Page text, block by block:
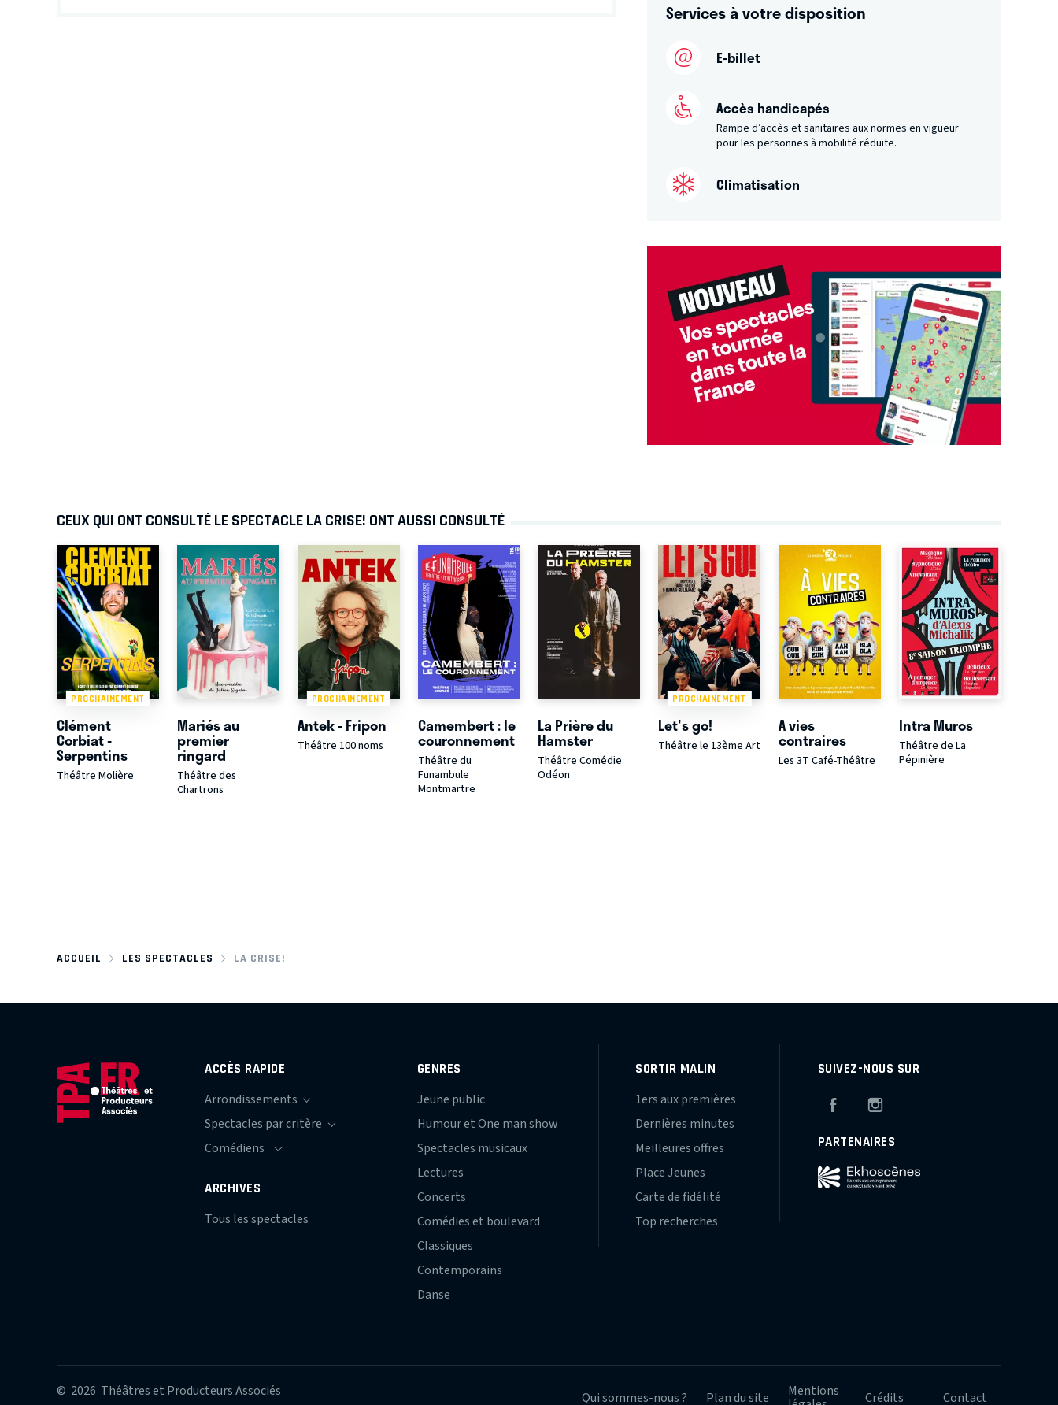
Services à votre disposition
E-billet
Accès handicapés
Rampe d’accès et sanitaires aux normes en vigueur
pour les personnes à mobilité réduite.
Climatisation
CEUX QUI ONT CONSULTÉ LE SPECTACLE LA CRISE! ONT AUSSI CONSULTÉ
PROCHAINEMENT
Clément
Corbiat -
Serpentins
Théâtre Molière
Mariés au
premier
ringard
Théâtre des
Chartrons
PROCHAINEMENT
Antek - Fripon
Théâtre 100 noms
Camembert : le
couronnement
Théâtre du
Funambule
Montmartre
La Prière du
Hamster
Théâtre Comédie
Odéon
PROCHAINEMENT
Let's go!
Théâtre le 13ème Art
A vies
contraires
Les 3T Café-Théâtre
Intra Muros
Théâtre de La
Pépinière
ACCUEIL LES SPECTACLES LA CRISE!
ACCÈS RAPIDE
ARCHIVES
Tous les spectacles
GENRES
Jeune public
Humour et One man show
Spectacles musicaux
Lectures
Concerts
Comédies et boulevard
Classiques
Contemporains
Danse
SORTIR MALIN
1ers aux premières
Dernières minutes
Meilleures offres
Place Jeunes
Carte de fidélité
Top recherches
SUIVEZ-NOUS SUR
Facebook
PARTENAIRES
© 2026 Théâtres et Producteurs Associés Qui sommes-nous ? Plan du site Mentions Crédits Contact